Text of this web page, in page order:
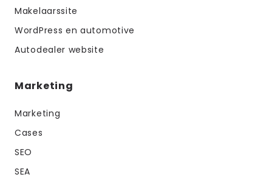
Makelaarssite
WordPress en automotive
Autodealer website
Marketing
Marketing
Cases
SEO
SEA